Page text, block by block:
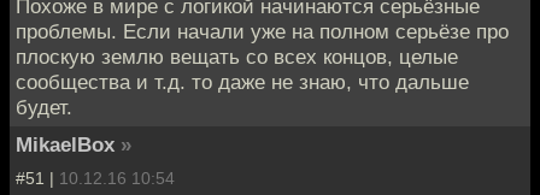
Похоже в мире с логикой начинаются серьёзные
проблемы. Если начали уже на полном серьёзе про
плоскую землю вещать со всех концов, целые
сообщества и т.д. то даже не знаю, что дальше
будет.
MikaelBox »
#51 | 10.12.16 10:54